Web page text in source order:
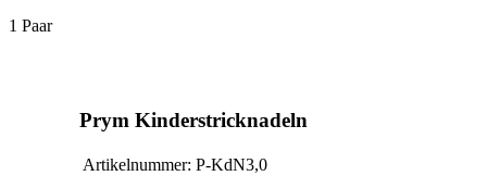
1 Paar
Prym Kinderstricknadeln
Artikelnummer: P-KdN3,0